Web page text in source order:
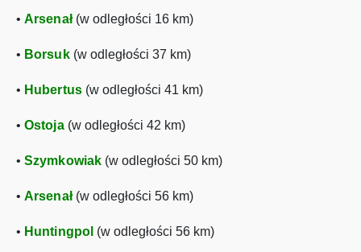
• Arsenał(w odległości 16 km)
• Borsuk(w odległości 37 km)
• Hubertus(w odległości 41 km)
• Ostoja(w odległości 42 km)
• Szymkowiak (w odległości 50 km)
• Arsenał(w odległości 56 km)
• Huntingpol (w odległości 56 km)